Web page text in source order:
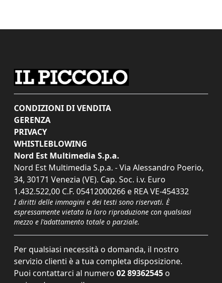
CONDIZIONI DI VENDITA
GERENZA
PRIVACY
WHISTLEBLOWING
Nord Est Multimedia S.p.a.
Nord Est Multimedia S.p.a. - Via Alessandro Poerio,
34, 30171 Venezia (VE). Cap. Soc. i.v. Euro
1.432.522,00 C.F. 05412000266 e REA VE-454332
I diritti delle immagini e dei testi sono riservati. È
espressamente vietata la loro riproduzione con qualsiasi
mezzo e l'adattamento totale o parziale.
Per qualsiasi necessità o domanda, il nostro
servizio clienti è a tua completa disposizione.
Puoi contattarci al numero 02 89362545 o